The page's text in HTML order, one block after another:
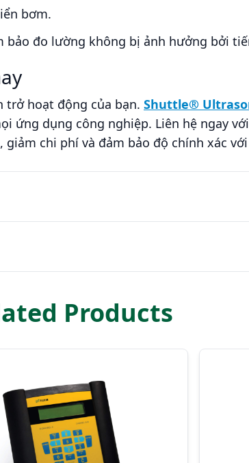
bơm.
bảo đo lường không bị ảnh hưởng bởi
hoạt động của bạn. Shuttle®
ứng dụng công nghiệp. Liên hệ ngay
chi phí và đảm bảo độ chính xác
Products